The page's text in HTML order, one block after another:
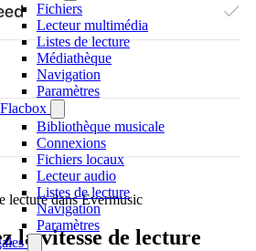
Fichiers
Lecteur multimédia
Listes de lecture
Médiathèque
Navigation
Paramètres
Flacbox
Bibliothèque musicale
Connexions
Fichiers locaux
Lecteur audio
Listes de lecture
Navigation
Paramètres
lecture dans Evermusic
la vitesse de lecture